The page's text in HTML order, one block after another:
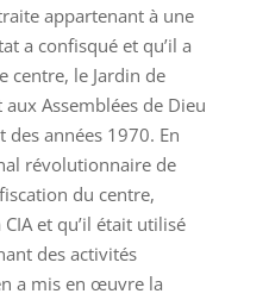
appartenant à une
a confisqué et qu’il a
centre, le Jardin de
Assemblées de Dieu
années 1970. En
révolutionnaire de
du centre,
et qu’il était utilisé
des activités
a mis en œuvre la